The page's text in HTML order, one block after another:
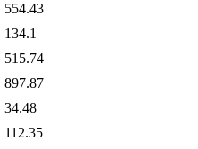
554.43
134.1
515.74
897.87
34.48
112.35